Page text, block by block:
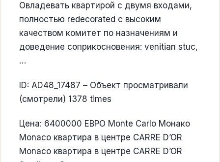
Овладевать квартирой с двумя входами,
полностью redecorated с высоким
качеством комитет по назначениям и
доведение соприкосновения: venitian stuc,
…
ID: AD48_17487 – Объект просматривали
(смотрели) 1378 times
Цена: 6400000 ЕВРО Monte Carlo Монако
Моnaco квартира в центре CARRE D’OR
Моnaco квартира в центре CARRE D’OR